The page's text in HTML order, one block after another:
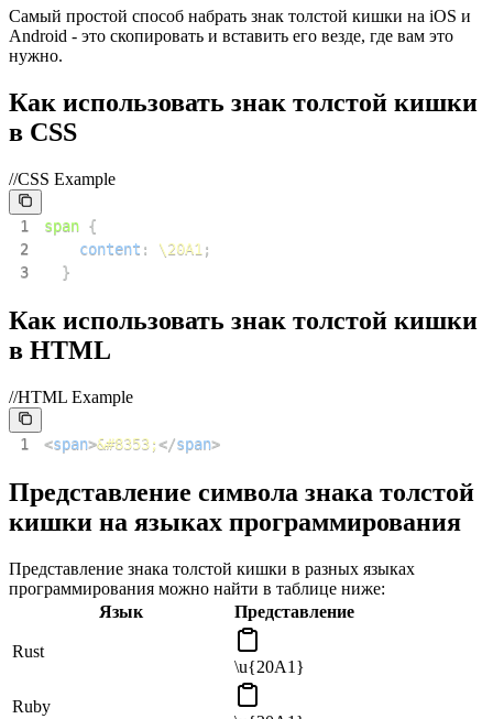
Самый простой способ набрать знак толстой кишки на iOS и
Android - это скопировать и вставить его везде, где вам это
нужно.
Как использовать знак толстой кишки
в CSS
//CSS Example
1 span {
2
content : \20A1 ;
3
}
Как использовать знак толстой кишки
в HTML
//HTML Example
1 <span>&#8353;</span>
Представление символа знака толстой
кишки на языках программирования
Представление знака толстой кишки в разных языках
программирования можно найти в таблице ниже:
Язык
Представление
Rust
\u{20A1}
Ruby